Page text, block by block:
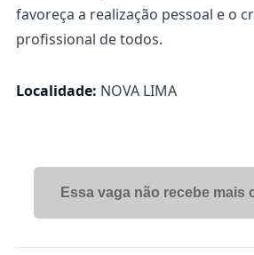
favoreça a realização pessoal e o
profissional de todos.
Localidade: NOVA LIMA
Essa vaga não recebe mais